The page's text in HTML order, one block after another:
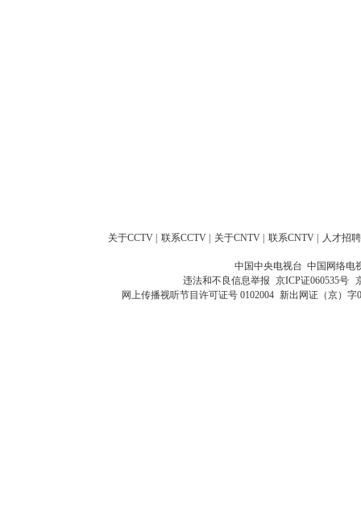
关于CCTV 联系CCTV 关于CNTV 联系CNTV 人才招聘
中国中央电视台 中国网络电
违法和不良信息举报 京ICP证060535号
网上传播视听节目许可证号 0102004 新出网证（京）